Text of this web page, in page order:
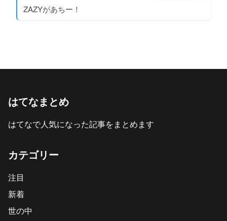
ZAZYがあちー！
はてなまとめ
はてなで人気になった記事をまとめます
カテゴリー
注目
新着
世の中